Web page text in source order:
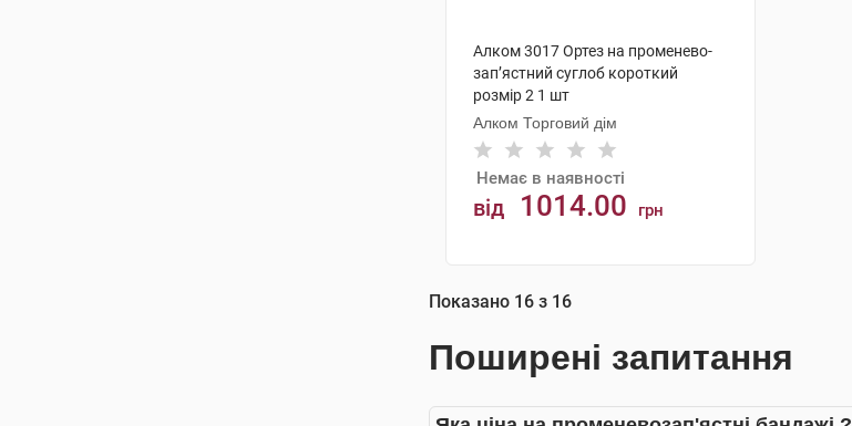
Алком 3017 Ортез на променево-
зап’ястний суглоб короткий
розмір 2 1 шт
Алком Торговий дім
Немає в наявності
від 1014.00 грн
АНАЛОГИ
Показано 16 з 16
Поширені запитання